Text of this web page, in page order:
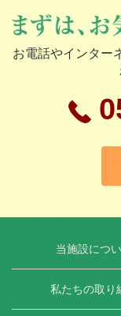
お電話やインター
当施設につ
私たちの取り